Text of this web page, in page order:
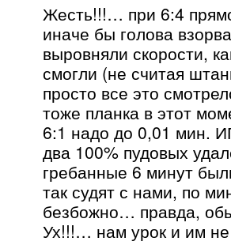
Жесть!!!… при 6:4
иначе бы голова
выровняли скорости,
смогли (не считая
просто все это
тоже планка в этот
6:1 надо до 0,01 мин.
два 100% пудовых
гребанные 6 минут
так судят с нами, по
безбожно… правда,
Ух!!!… нам урок и им